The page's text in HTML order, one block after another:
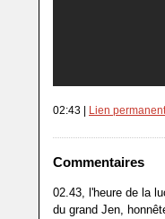
02:43 | Lien permanent
Commentaires
02.43, l'heure de la
du grand Jen,